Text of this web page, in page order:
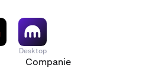
Desktop
Companie